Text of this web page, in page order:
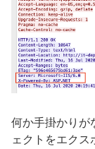
何か手掛かりが
ェクトをエクス